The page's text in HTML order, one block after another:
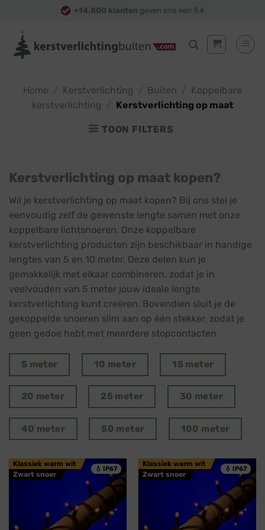
content
+14.800 klanten geven ons een 9,4
Home Kerstverlichting Buiten
Koppelbare
kerstverlichting
Kerstverlichting op maat
TOON FILTERS
Kerstverlichting op maat kopen?
Wil je kerstverlichting op maat kopen? Bij ons stel je
eenvoudig zelf de gewenste lengte samen met onze
koppelbare lichtsnoeren. Onze koppelbare
kerstverlichting producten zijn beschikbaar in handige
lengtes van 5 en 10 meter. Deze delen kun je
gemakkelijk met elkaar combineren, zodat je in
veelvouden van 5 meter jouw ideale lengte
kerstverlichting kunt creëren. Bovendien sluit je de
gekoppelde snoeren slim aan op één stekker, zodat je
geen gedoe hebt met meerdere stopcontacten.
5 meter 10 meter 15 meter
20 meter 25 meter 30 meter
40 meter 50 meter 100 meter
💧 IP67
Klassiek warm wit
Zwart snoer
💧 IP67
Klassiek warm wit
Zwart snoer